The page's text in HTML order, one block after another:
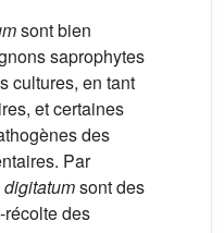
sont bien
saprophytes
cultures, en tant
et certaines
des
Par
digitatumsont des
des